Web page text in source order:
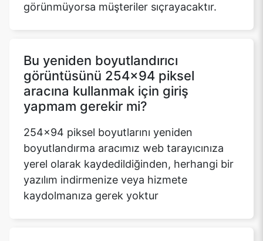
görünmüyorsa müşteriler sıçrayacaktır.
Bu yeniden boyutlandırıcı
görüntüsünü 254x94 piksel
aracına kullanmak için giriş
yapmam gerekir mi?
254x94 piksel boyutlarını yeniden
boyutlandırma aracımız web tarayıcınıza
yerel olarak kaydedildiğinden, herhangi bir
yazılım indirmenize veya hizmete
kaydolmanıza gerek yoktur